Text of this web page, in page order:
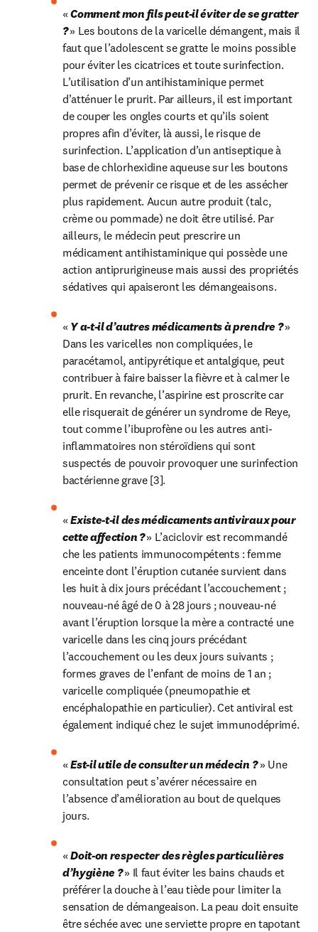
« Comment mon fils peut-il éviter de se gratter
? » Les boutons de la varicelle démangent, mais il
faut que l’adolescent se gratte le moins possible
pour éviter les cicatrices et toute surinfection.
L’utilisation d’un antihistaminique permet
d’atténuer le prurit. Par ailleurs, il est important
de couper les ongles courts et qu’ils soient
propres afin d’éviter, là aussi, le risque de
surinfection. L’application d’un antiseptique à
base de chlorhexidine aqueuse sur les boutons
permet de prévenir ce risque et de les assécher
plus rapidement. Aucun autre produit (talc,
crème ou pommade) ne doit être utilisé. Par
ailleurs, le médecin peut prescrire un
médicament antihistaminique qui possède une
action antiprurigineuse mais aussi des propriétés
sédatives qui apaiseront les démangeaisons.
« Y a-t-il d’autres médicaments à prendre ? »
Dans les varicelles non compliquées, le
paracétamol, antipyrétique et antalgique, peut
contribuer à faire baisser la fièvre et à calmer le
prurit. En revanche, l’aspirine est proscrite car
elle risquerait de générer un syndrome de Reye,
tout comme l’ibuprofène ou les autres anti-
inflammatoires non stéroïdiens qui sont
suspectés de pouvoir provoquer une surinfection
bactérienne grave [3].
« Existe-t-il des médicaments antiviraux pour
cette affection ? » L’aciclovir est recommandé
che les patients immunocompétents : femme
enceinte dont l’éruption cutanée survient dans
les huit à dix jours précédant l’accouchement ;
nouveau-né âgé de 0 à 28 jours ; nouveau-né
avant l’éruption lorsque la mère a contracté une
varicelle dans les cinq jours précédant
l’accouchement ou les deux jours suivants ;
formes graves de l’enfant de moins de 1 an ;
varicelle compliquée (pneumopathie et
encéphalopathie en particulier). Cet antiviral est
également indiqué chez le sujet immunodéprimé.
« Est-il utile de consulter un médecin ? » Une
consultation peut s’avérer nécessaire en
l’absence d’amélioration au bout de quelques
jours.
« Doit-on respecter des règles particulières
d’hygiène ? » Il faut éviter les bains chauds et
préférer la douche à l’eau tiède pour limiter la
sensation de démangeaison. La peau doit ensuite
être séchée avec une serviette propre en tapotant